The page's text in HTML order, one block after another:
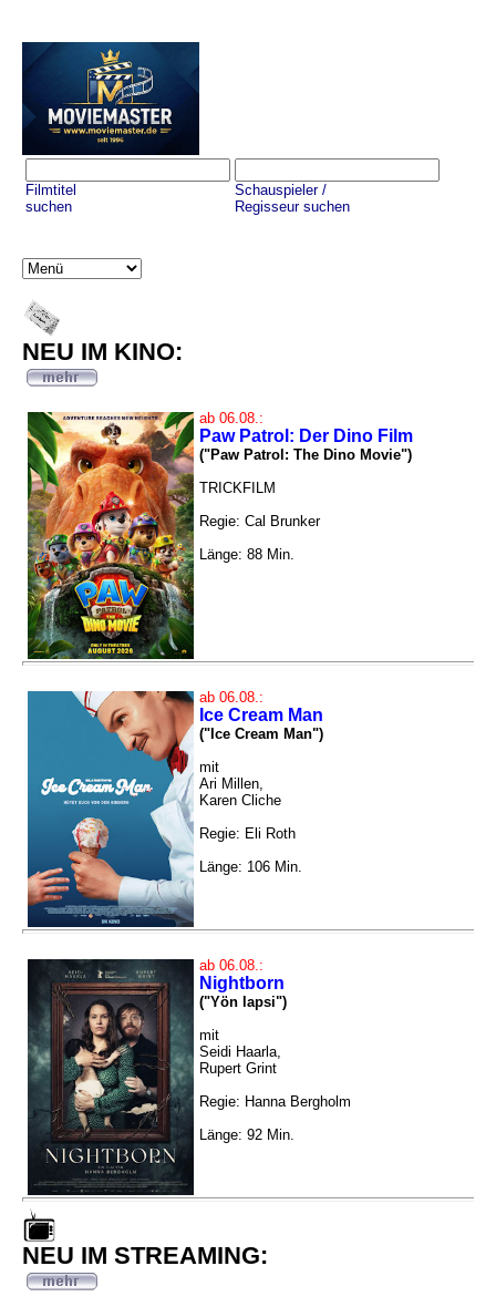
Filmtitel
suchen
Schauspieler /
Regisseur suchen
NEU IM KINO:
ab 06.08.:
Paw Patrol: Der Dino Film
("Paw Patrol: The Dino Movie")
TRICKFILM
Regie: Cal Brunker
Länge: 88 Min.
ab 06.08.:
Ice Cream Man
("Ice Cream Man")
mit
Ari Millen,
Karen Cliche
Regie: Eli Roth
Länge: 106 Min.
ab 06.08.:
Nightborn
("Yön lapsi")
mit
Seidi Haarla,
Rupert Grint
Regie: Hanna Bergholm
Länge: 92 Min.
NEU IM STREAMING: